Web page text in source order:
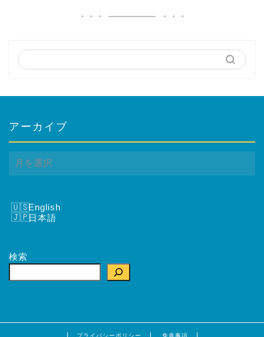
アーカイブ
ア
ー
ブ
English
日本語
検索
プライバシーポリシー 免責事項